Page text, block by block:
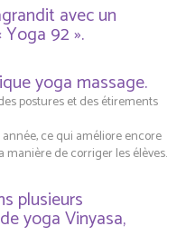
avec un
92 ».
yoga massage.
postures et des étirements
ce qui améliore encore
de corriger les élèves.
plusieurs
yoga Vinyasa,